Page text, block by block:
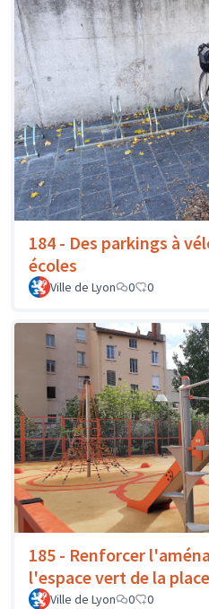
184 - Des parkings à
écoles
Ville de Lyon 0 0
185 - Renforcer
l'espace vert de la
Ville de Lyon 0 0